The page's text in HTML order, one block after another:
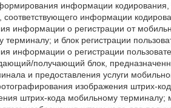
информации
соответствующего информации
информации о регистрации от
и блок регистрации
информации о регистрации
получающий блок,
и предоставления услуги
изображения штрих-
штрих-кода мобильному